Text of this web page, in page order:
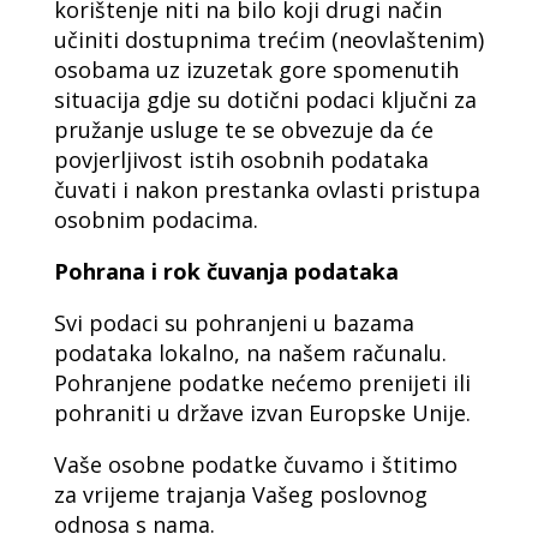
korištenje niti na bilo koji drugi način
učiniti dostupnima trećim (neovlaštenim)
osobama uz izuzetak gore spomenutih
situacija gdje su dotični podaci ključni za
pružanje usluge te se obvezuje da će
povjerljivost istih osobnih podataka
čuvati i nakon prestanka ovlasti pristupa
osobnim podacima.
Pohrana i rok čuvanja podataka
Svi podaci su pohranjeni u bazama
podataka lokalno, na našem računalu.
Pohranjene podatke nećemo prenijeti ili
pohraniti u države izvan Europske Unije.
Vaše osobne podatke čuvamo i štitimo
za vrijeme trajanja Vašeg poslovnog
odnosa s nama.